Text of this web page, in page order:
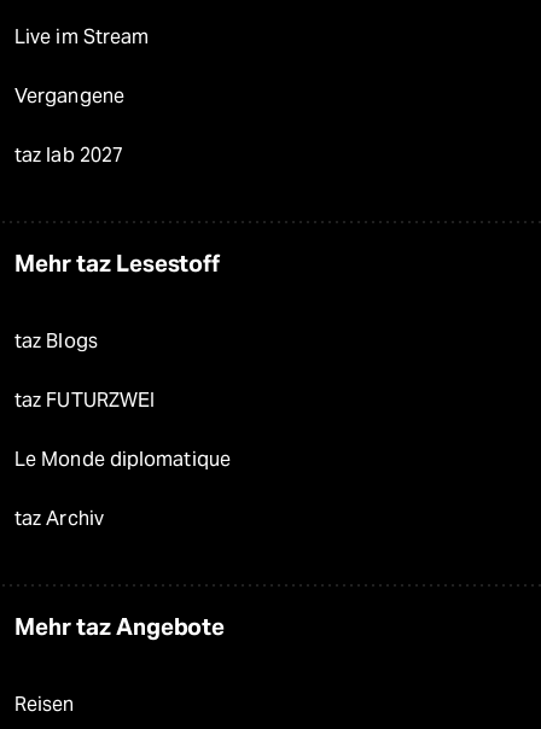
Live im Stream
Vergangene
taz lab 2027
Mehr taz Lesestoff
taz Blogs
taz FUTURZWEI
Le Monde diplomatique
taz Archiv
Mehr taz Angebote
Reisen